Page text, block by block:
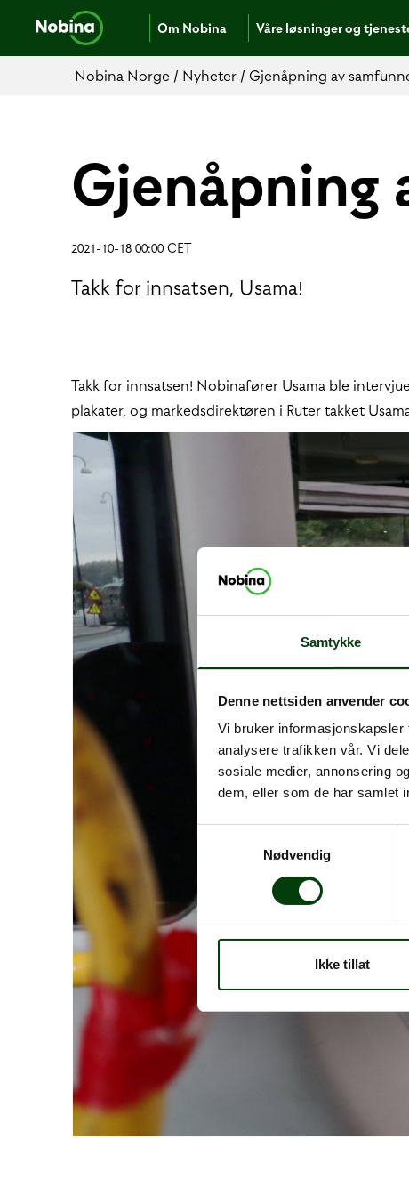
Samtykke
Denne nettsiden anvender
Vi bruker informasjonskapsler
analysere trafikken vår. Vi
sosiale medier, annonsering
dem, eller som de har samlet
Nødvendig
Ikke tillat
Om Nobina Våre løsninger og
Nobina Norge / Nyheter / Gjenåpning av
Gjenåpning
2021-10-18 00:00 CET
Takk for innsatsen, Usama!
Takk for innsatsen! Nobinafører Usama ble
plakater, og markedsdirektøren i Ruter takket